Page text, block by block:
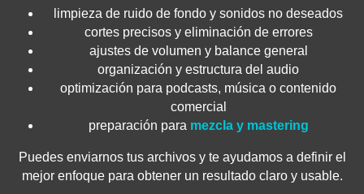
limpieza de ruido de fondo y sonidos no deseados
cortes precisos y eliminación de errores
ajustes de volumen y balance general
organización y estructura del audio
optimización para podcasts, música o contenido
comercial
preparación para mezcla y mastering
Puedes enviarnos tus archivos y te ayudamos a definir el
mejor enfoque para obtener un resultado claro y usable.